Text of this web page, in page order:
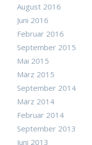
August 2016
Juni 2016
Februar 2016
September 2015
Mai 2015
März 2015
September 2014
März 2014
Februar 2014
September 2013
Juni 2013